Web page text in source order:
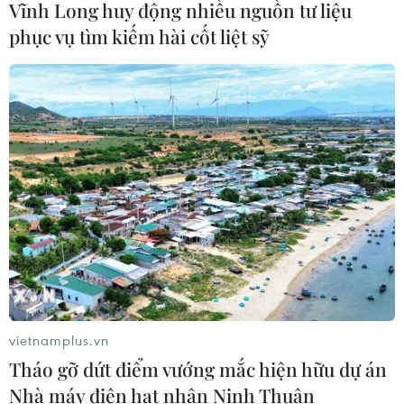
06/08/2026 23:00
Mưa lớn gây ngập lụt, chia cắt nhiều
khu vực ở Nghệ An
06/08/2026 13:06
Đắk Lắk truy quét, xử lý tình trạng
phá rừng, lấn chiếm đất rừng
06/08/2026 12:36
Cảnh báo mưa cường độ lớn trên
100mm tại Bắc Bộ, Thanh Hóa và
Nghệ An
Vĩnh Long huy động nhiều nguồn tư liệu
phục vụ tìm kiếm hài cốt liệt sỹ
vietnamplus.vn
Tháo gỡ dứt điểm vướng mắc hiện hữu dự án
Nhà máy điện hạt nhân Ninh Thuận